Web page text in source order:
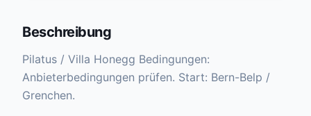
Beschreibung
Pilatus / Villa Honegg Bedingungen:
Anbieterbedingungen prüfen. Start: Bern-Belp /
Grenchen.